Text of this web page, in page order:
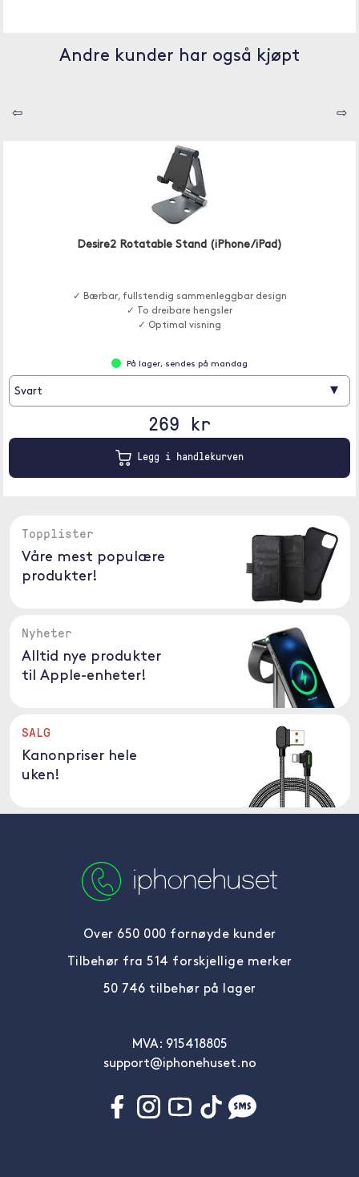
Andre kunder har også kjøpt
⇦ ⇨
Desire2 Rotatable Stand (iPhone/iPad)
✓ Bærbar, fullstendig sammenleggbar design
✓ To dreibare hengsler
✓ Optimal visning
På lager, sendes på mandag
Svart ▾
269 kr
Legg i handlekurven
Topplister
Våre mest populære
produkter!
Nyheter
Alltid nye produkter
til Apple-enheter!
SALG
Kanonpriser hele
uken!
Over 650 000 fornøyde kunder
Tilbehør fra 514 forskjellige merker
50 746 tilbehør på lager
MVA: 915418805
support@iphonehuset.no